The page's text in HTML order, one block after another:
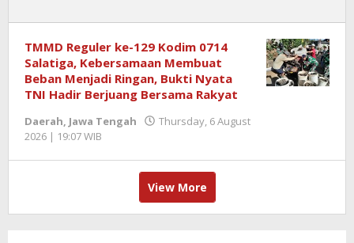
TMMD Reguler ke-129 Kodim 0714
Salatiga, Kebersamaan Membuat
Beban Menjadi Ringan, Bukti Nyata
TNI Hadir Berjuang Bersama Rakyat
Daerah Jawa Tengah
Thursday, 6 August
2026 | 19:07 WIB
View More